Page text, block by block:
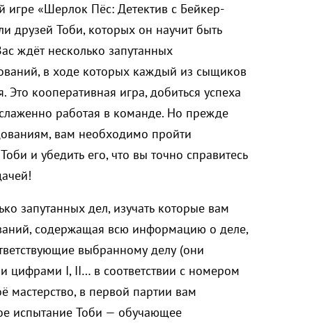
игре «Шерлок Пёс: Детектив с Бейкер-
друзей Тоби, которых он научит быть
ждёт несколько запутанных
в ходе которых каждый из сыщиков
Это кооперативная игра, добиться успеха
работая в команде. Но прежде
вам необходимо пройти
и убедить его, что вы точно справитесь
запутанных дел, изучать которые вам
содержащая всю информацию о деле,
выбранному делу (они
цифрами I, II… в соответствии с номером
мастерство, в первой партии вам
испытание Тоби — обучающее